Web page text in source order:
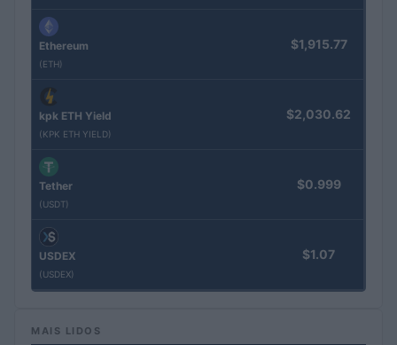
Ethereum
(ETH)
$1,915.77
kpk ETH Yield
(KPK ETH YIELD)
$2,030.62
Tether
(USDT)
$0.999
USDEX
(USDEX)
$1.07
MAIS LIDOS